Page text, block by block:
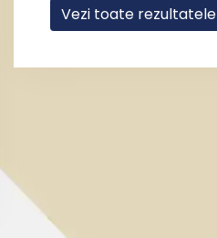
Vezi toate rezultatele